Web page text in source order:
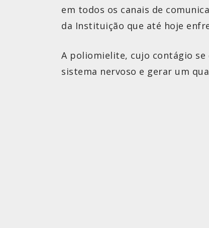
em todos os canais de
da Instituição que até hoje
A poliomielite, cujo contágio se
sistema nervoso e gerar um